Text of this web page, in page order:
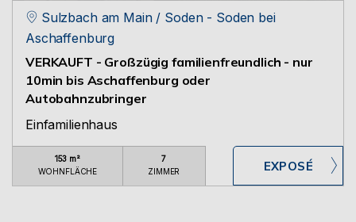
Sulzbach am Main / Soden - Soden bei
Aschaffenburg
VERKAUFT - Großzügig familienfreundlich - nur
10min bis Aschaffenburg oder
Autobahnzubringer
Einfamilienhaus
153 m²
WOHNFLÄCHE
7
ZIMMER